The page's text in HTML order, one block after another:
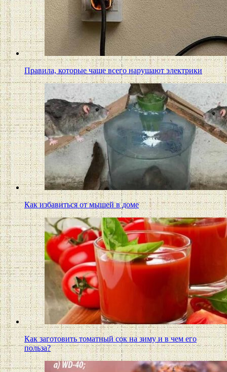
Правила, которые чаще всего нарушают электрики
Как избавиться от мышей в доме
Как заготовить томатный сок на зиму и в чем его
польза?